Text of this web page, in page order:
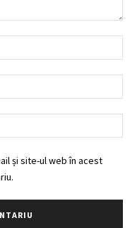
și site-ul web în acest